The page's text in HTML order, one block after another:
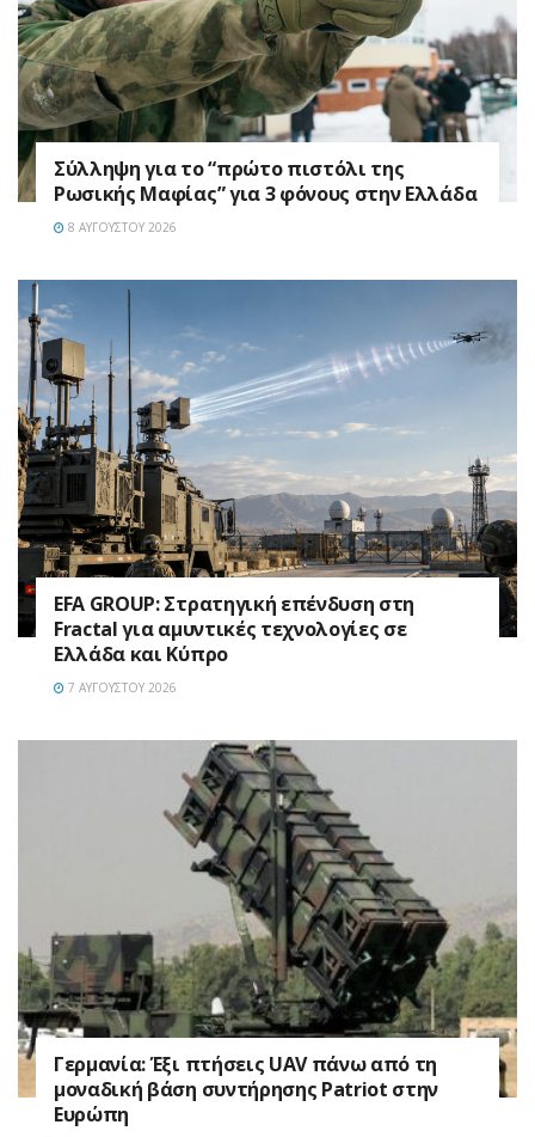
Σύλληψη για το “πρώτο πιστόλι της
Ρωσικής Μαφίας” για 3 φόνους στην Ελλάδα
8 ΑΥΓΟΎΣΤΟΥ 2026
EFA GROUP: Στρατηγική επένδυση στη
Fractal για αμυντικές τεχνολογίες σε
Ελλάδα και Κύπρο
7 ΑΥΓΟΎΣΤΟΥ 2026
Γερμανία: Έξι πτήσεις UAV πάνω από τη
μοναδική βάση συντήρησης Patriot στην
Ευρώπη